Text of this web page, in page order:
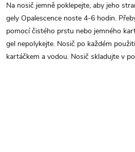
Na nosič jemně poklepejte, aby jeho
gely Opalescence noste 4-6 hodin.
pomocí čistého prstu nebo jemného
gel nepolykejte. Nosič po každém
kartáčkem a vodou. Nosič skladujte v